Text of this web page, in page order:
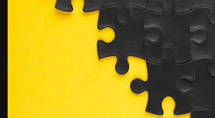
Video şablonları
3D Modeller
Yazı tipleri
En iyi işlerini yöneteceğin yaratıcı platform.
Kreatif ekipler, işletmeler, ajanslar ve
stüdyolar genelinde 1 milyondan fazla
abone.